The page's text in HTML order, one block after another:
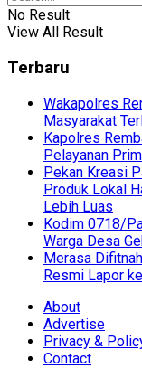
No Result
View All Result
Terbaru
Wakapolres
Masyarakat
Kapolres
Pelayanan
Pekan Kreasi
Produk Lokal
Lebih Luas
Kodim 0718/
Warga Desa
Merasa
Resmi Lapor
About
Advertise
Privacy &
Contact